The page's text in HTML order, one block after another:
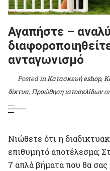
Αγαπήστε –
ανταγωνισμό
Posted in Κατασκευή eshop,
δίκτυα, Προώθηση ιστοσελίδων
Νιώθετε ότι η
επιθυμητό αποτέλεσμα;
7 απλά βήματα που θα